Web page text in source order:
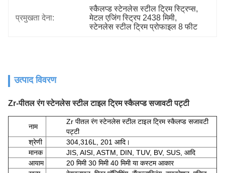
प्रमुखता देना:
स्कैलप्ड स्टेनलेस स्टील ट्रिम स्ट्रिप्स,
मेटल एजिंग स्ट्रिप 2438 मिमी,
स्टेनलेस स्टील ट्रिम प्रोफाइल 8 फीट
उत्पाद विवरण
Zr-पीतल रंग स्टेनलेस स्टील टाइल ट्रिम स्कैलप्ड सजावटी पट्टी
नाम
Zr पीतल रंग स्टेनलेस स्टील टाइल ट्रिम स्कैलप्ड सजावटी
पट्टी
श्रेणी
304,316L, 201 आदि।
मानक
JIS, AISI, ASTM, DIN, TUV, BV, SUS, आदि
आयाम
20 मिमी 30 मिमी 40 मिमी या कस्टम आकार